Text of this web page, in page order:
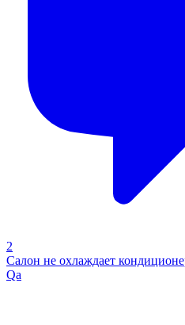
2
Салон не охлаждает
Qa